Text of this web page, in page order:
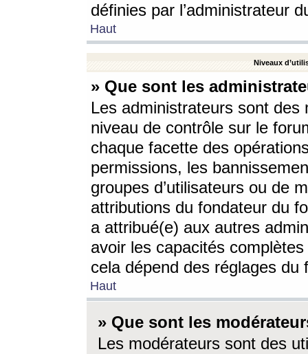
définies par l’administrateur
Haut
Niveaux
» Que sont les
Les administrateurs sont
niveau de contrôle sur le
chaque facette des
permissions, les
groupes d’utilisateurs ou de
attributions du fondateur du
a attribué(e) aux autres
avoir les capacités
cela dépend des réglages du
Haut
» Que sont les
Les modérateurs sont des